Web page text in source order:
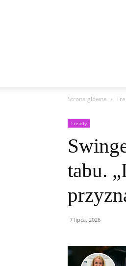
Strona główna
Trendy
tabu.
7 lipca, 2026